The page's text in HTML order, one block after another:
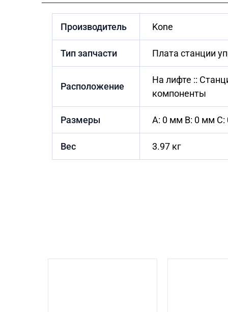
Производитель Kone
Тип запчасти Плата станции
Расположение
На лифте ::
компоненты
Размеры A: 0 мм B: 0 мм
Вес 3.97 кг